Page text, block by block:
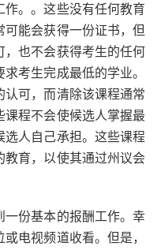
作。。这些没有任何教育
能会获得一份证书，但
，也不会获得考生的任何
考生完成最低的学业。
可，而清除该课程通常
程不会使候选人掌握最
人自己承担。这些课程
教育，以使其通过州议会
一份基本的报酬工作。幸
电视频道收看。但是，